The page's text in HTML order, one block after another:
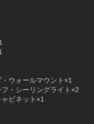
ォールマウント×1
シーリングライト×2
ネット×1